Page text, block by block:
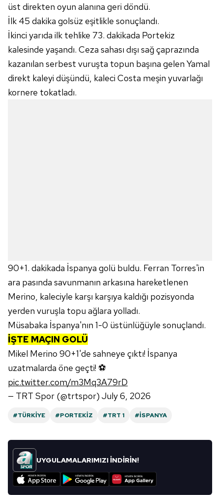
kullanılmaktadır. Bu çerezler vasıtasıyla çeşitli kişisel
verileriniz işlenmekte olup gerekli olan çerezler bilgi
toplumu hizmetlerinin sunulması amacıyla
kullanılmaktadır. Diğer çerezler, sitemizin daha işlevsel
kılınması ve kişiselleştirilmesi ve sizlere yönelik
reklam/pazarlama faaliyetlerinin yapılması, amaçlarıyla
sınırlı olarak açık rızanız dahilinde kullanılacaktır.
üst direkten oyun alanına geri döndü.
İlk 45 dakika golsüz eşitlikle sonuçlandı.
İkinci yarıda ilk tehlike 73. dakikada Portekiz
kalesinde yaşandı. Ceza sahası dışı sağ çaprazında
kazanılan serbest vuruşta topun başına gelen Yamal
direkt kaleyi düşündü, kaleci Costa meşin yuvarlağı
kornere tokatladı.
90+1. dakikada İspanya golü buldu. Ferran Torres'in
ara pasında savunmanın arkasına hareketlenen
Merino, kaleciyle karşı karşıya kaldığı pozisyonda
yerden vuruşla topu ağlara yolladı.
Müsabaka İspanya'nın 1-0 üstünlüğüyle sonuçlandı.
İŞTE MAÇIN GOLÜ
Mikel Merino 90+1'de sahneye çıktı! İspanya
uzatmalarda öne geçti! ⚽️
pic.twitter.com/m3Mq3A79rD
— TRT Spor (@trtspor) July 6, 2026
#TÜRKIYE #PORTEKIZ #TRT 1 #İSPANYA
UYGULAMALARIMIZI İNDİRİN!